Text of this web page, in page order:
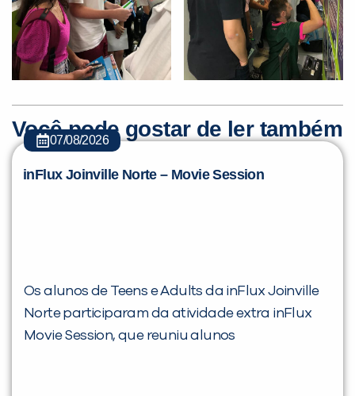
Você pode gostar de ler também
07/08/2026
inFlux Joinville Norte – Movie Session
Os alunos de Teens e Adults da inFlux Joinville
Norte participaram da atividade extra inFlux
Movie Session, que reuniu alunos